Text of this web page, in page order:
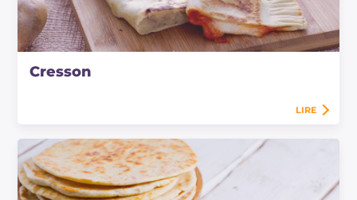
Cresson
LIRE